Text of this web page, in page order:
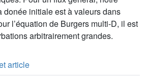
donée initiale est à valeurs dans
l’équation de Burgers multi-D, il est
arbitrairement grandes.
article